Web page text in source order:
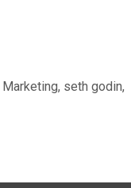
Marketing, seth godin,